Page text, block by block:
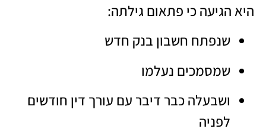
היא הגיעה כי פתאום גילתה:
שנפתח חשבון בנק חדש
שמסמכים נעלמו
ושבעלה כבר דיבר עם עורך דין חודשים
לפניה